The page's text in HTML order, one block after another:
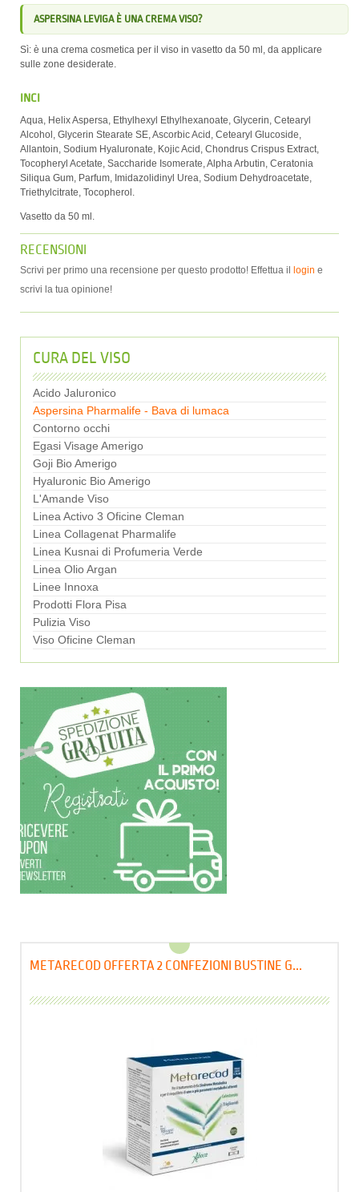
ASPERSINA LEVIGA È UNA CREMA VISO?
Sì: è una crema cosmetica per il viso in vasetto da 50 ml, da applicare
sulle zone desiderate.
INCI
Aqua, Helix Aspersa, Ethylhexyl Ethylhexanoate, Glycerin, Cetearyl
Alcohol, Glycerin Stearate SE, Ascorbic Acid, Cetearyl Glucoside,
Allantoin, Sodium Hyaluronate, Kojic Acid, Chondrus Crispus Extract,
Tocopheryl Acetate, Saccharide Isomerate, Alpha Arbutin, Ceratonia
Siliqua Gum, Parfum, Imidazolidinyl Urea, Sodium Dehydroacetate,
Triethylcitrate, Tocopherol.
Vasetto da 50 ml.
RECENSIONI
Scrivi per primo una recensione per questo prodotto! Effettua il login e
scrivi la tua opinione!
CURA DEL VISO
Acido Jaluronico
Aspersina Pharmalife - Bava di lumaca
Contorno occhi
Egasi Visage Amerigo
Goji Bio Amerigo
Hyaluronic Bio Amerigo
L'Amande Viso
Linea Activo 3 Oficine Cleman
Linea Collagenat Pharmalife
Linea Kusnai di Profumeria Verde
Linea Olio Argan
Linee Innoxa
Prodotti Flora Pisa
Pulizia Viso
Viso Oficine Cleman
METARECOD OFFERTA 2 CONFEZIONI BUSTINE G...